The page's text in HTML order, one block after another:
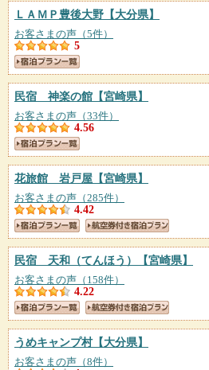
ＬＡＭＰ豊後大野 【大分県】
お客さまの声（5件）
5
民宿 神楽の館 【宮崎県】
お客さまの声（33件）
4.56
花旅館 岩戸屋 【宮崎県】
お客さまの声（285件）
4.42
民宿 天和（てんほう） 【宮崎県】
お客さまの声（158件）
4.22
うめキャンプ村【大分県】
お客さまの声（8件）